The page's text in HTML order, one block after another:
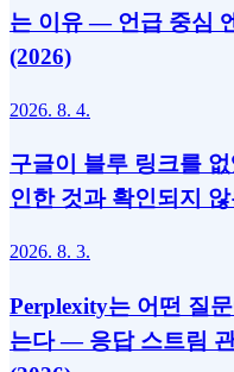
는 이유 — 언급 중심
(2026)
2026. 8. 4.
구글이 블루 링크를
인한 것과 확인되지
2026. 8. 3.
Perplexity는 어떤 질
는다 — 응답 스트림